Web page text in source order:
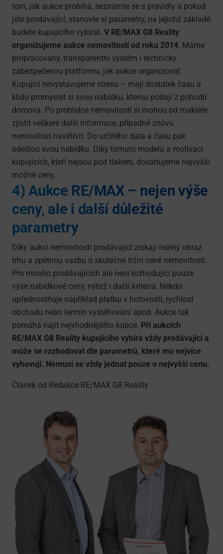
tom, jak aukce probíhá, seznamte se s pravidly a pokud
jste prodávající, stanovte si parametry, na jejichž základě
budete kupujícího vybírat. V RE/MAX G8 Reality
organizujeme aukce nemovitostí od roku 2014. Máme
propracovaný, transparentní systém i technicky
zabezpečenou platformu, jak aukce organizovat.
Kupující nevystavujeme stresu – mají dostatek času a
klidu promyslet si svou nabídku, kterou podají z pohodlí
domova. Po prohlídce nemovitosti si mohou od makléře
zjistit veškeré další informace, případně znovu
nemovitost navštívit. Do určitého data a času pak
odešlou svou nabídku. Díky tomuto modelu a motivaci
kupujících, kteří nejsou pod tlakem, dosahujeme nejvyšší
možné ceny.
4) Aukce RE/MAX – nejen výše
ceny, ale i další důležité
parametry
Díky aukci nemovitosti prodávající získají reálný obraz
trhu a zpětnou vazbu o skutečné tržní ceně nemovitosti.
Pro mnoho prodávajících ale není rozhodující pouze
výše nabídkové ceny, nýbrž i další kritéria. Někdo
upřednostňuje například platbu v hotovosti, rychlost
obchodu nebo termín vystěhování apod. Aukce tak
pomáhá najít nejvhodnějšího kupce. Při aukcích
RE/MAX G8 Reality kupujícího vybírá vždy prodávající a
může se rozhodovat dle parametrů, které mu nejvíce
vyhovují. Nemusí se vždy jednat pouze o nejvyšší cenu.
Článek od Redakce RE/MAX G8 Reality